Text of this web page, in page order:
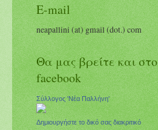
E-mail
neapallini (at) gmail (dot.) com
Θα μας βρείτε και στο
facebook
Σύλλογος 'Νέα Παλλήνη'
Δημιουργήστε το δικό σας διακριτικό